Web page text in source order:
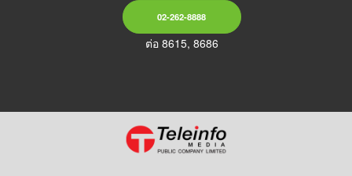
02-262-8888
ต่อ 8615, 8686